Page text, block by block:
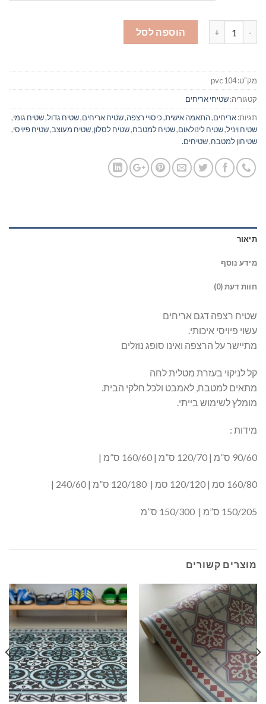
כמות של ורונה - שטיח רצפה פיויסי אפור כחול 104#
הוספה לסל
מק"ט:pvc 104
קטגוריה:שטיחי אריחים
תגיות:אריחים,התאמה אישית,כיסויי רצפה,שטיח אריחים,שטיח גדול,שטיח גומי,
שטיח ויניל,שטיח לינולאום,שטיח למטבח,שטיח לסלון,שטיח מעוצב,שטיח פיויסי,
שטיחון למטבח,שטיחים.
תיאור
מידע נוסף
חוות דעת (0)
שטיח רצפה דגם אריחים
עשוי פיויסי איכותי.
מתיישר על הרצפה ואינו סופג נוזלים
קל לניקוי בעזרת מטלית לחה
מתאים למטבח, לאמבט ולכל חלקי הבית.
מומלץ לשימוש בייתי.
מידות :
90/60 ס”מ | 120/70 ס”מ | 160/60 ס”מ |
160/80 סמ | 120/120 סמ | 120/180 ס”מ | 240/60 |
150/205 ס”מ | 150/300 ס”מ
מוצרים קשורים